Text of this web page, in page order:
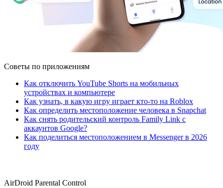
Советы по приложениям
Как отключить YouTube Shorts на мобильных
устройствах и компьютере
Как узнать, в какую игру играет кто-то на Roblox
Как определить местоположение человека в Snapchat
Как снять родительский контроль Family Link с
аккаунтов Google?
Как поделиться местоположением в Messenger в 2026
году
AirDroid Parental Control